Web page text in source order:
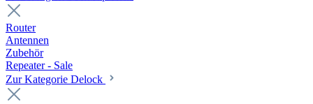
Router
Antennen
Zubehör
Repeater - Sale
Zur Kategorie Delock